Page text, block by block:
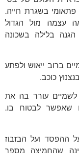
בשגרת חייה.
עצמה מול הגדול
בלילה בשכונה
ברוב ייאוש ולפתע
כוכב.
עורר בה את
שאפשר לבטוח בו.
ועל הבזבוז
שהחמיצה מספר